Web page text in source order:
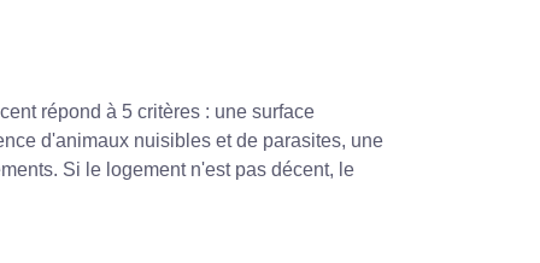
répond à 5 critères : une surface
d'animaux nuisibles et de parasites, une
Si le logement n'est pas décent, le